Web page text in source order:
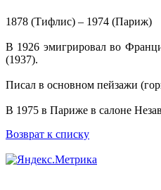
1878 (Тифлис) – 1974 (Париж)
В 1926 эмигрировал во
(1937).
Писал в основном пейзажи
В 1975 в Париже в салоне
Возврат к списку